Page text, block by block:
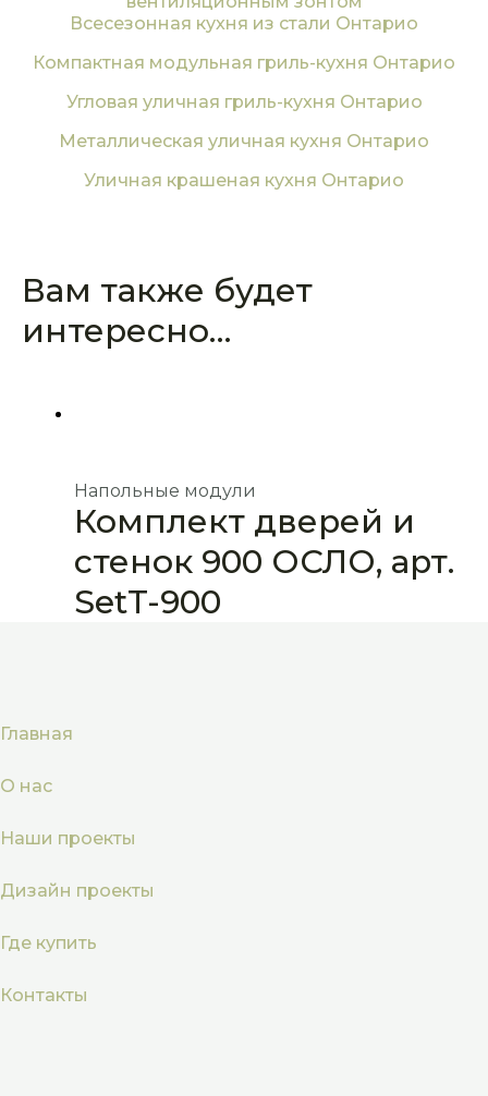
Всесезонная кухня из стали Онтарио
Компактная модульная гриль-кухня Онтарио
Угловая уличная гриль-кухня Онтарио
Металлическая уличная кухня Онтарио
Уличная крашеная кухня Онтарио
Вам также будет
интересно…
Напольные модули
Комплект дверей и
стенок 900 ОСЛО, арт.
SetT-900
Главная
О нас
Наши проекты
Дизайн проекты
Где купить
Контакты